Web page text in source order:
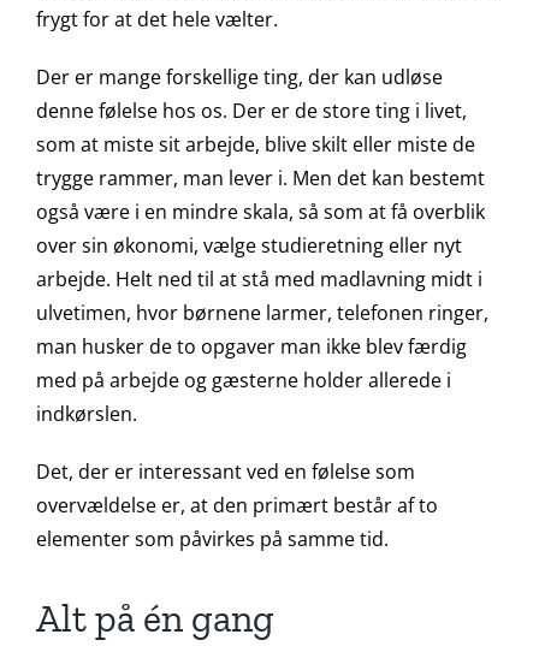
frygt for at det hele vælter.
Der er mange forskellige ting, der kan udløse
denne følelse hos os. Der er de store ting i livet,
som at miste sit arbejde, blive skilt eller miste de
trygge rammer, man lever i. Men det kan bestemt
også være i en mindre skala, så som at få overblik
over sin økonomi, vælge studieretning eller nyt
arbejde. Helt ned til at stå med madlavning midt i
ulvetimen, hvor børnene larmer, telefonen ringer,
man husker de to opgaver man ikke blev færdig
med på arbejde og gæsterne holder allerede i
indkørslen.
Det, der er interessant ved en følelse som
overvældelse er, at den primært består af to
elementer som påvirkes på samme tid.
Alt på én gang